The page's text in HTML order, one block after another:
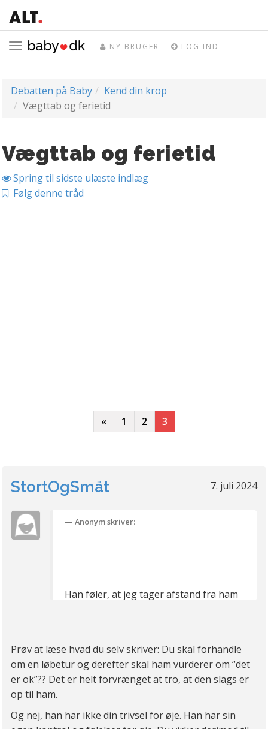
Toggle
NY BRUGER LOG IND
Debatten på Baby
Kend din krop
Vægttab og ferietid
Vægttab og ferietid
Spring til sidste ulæste indlæg
Følg denne tråd
« 1 2 3
7. juli 2024
StortOgSmåt
Anonym skriver:
Han føler, at jeg tager afstand fra ham
kan spise morgenmad sammen og have
hele dagen sammen, men det er heller
ikke ok.
Prøv at læse hvad du selv skriver: Du skal forhandle
om en løbetur og derefter skal ham vurderer om “det
er ok”?? Det er helt forvrænget at tro, at den slags er
op til ham.
Og nej, han har ikke din trivsel for øje. Han har sin